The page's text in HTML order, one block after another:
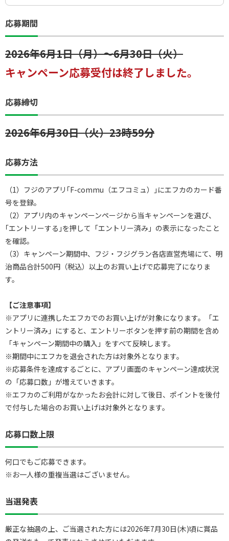
応募期間
2026年6月1日（月）～6月30日（火）
キャンペーン応募受付は終了しました。
応募締切
2026年6月30日（火）23時59分
応募方法
（1）フジのアプリ｢F-commu（エフコミュ）｣にエフカのカード番
号を登録。
（2）アプリ内のキャンペーンページから当キャンペーンを選び、
｢エントリーする｣を押して「エントリー済み」の表示になったこと
を確認。
（3）キャンペーン期間中、フジ・フジグラン各店直営売場にて、明
治商品合計500円（税込）以上のお買い上げで応募完了になりま
す。
【ご注意事項】
※アプリに連携したエフカでのお買い上げが対象になります。「エ
ントリー済み」にすると、エントリーボタンを押す前の期間を含め
「キャンペーン期間中の購入」をすべて反映します。
※期間中にエフカを退会された方は対象外となります。
※応募条件を達成するごとに、アプリ画面のキャンペーン達成状況
の「応募口数」が増えていきます。
※エフカのご利用がなかったお会計に対して後日、ポイントを後付
で付与した場合のお買い上げは対象外となります。
応募口数上限
何口でもご応募できます。
※お一人様の重複当選はございません。
当選発表
厳正な抽選の上、ご当選された方には2026年7月30日(木)頃に賞品